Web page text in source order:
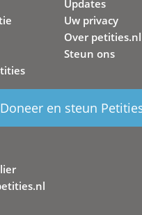
Updates
Uw privacy
Over petities.nl
Steun ons
Doneer en steun